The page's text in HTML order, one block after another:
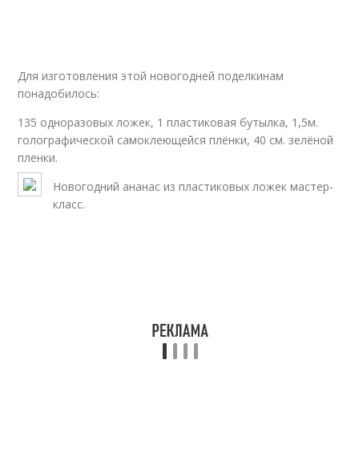
Для изготовления этой новогодней поделкинам
понадобилось:
135 одноразовых ложек, 1 пластиковая бутылка, 1,5м.
голографической самоклеющейся плёнки, 40 см. зелёной
пленки.
Новогодний ананас из пластиковых ложек мастер-
класс.